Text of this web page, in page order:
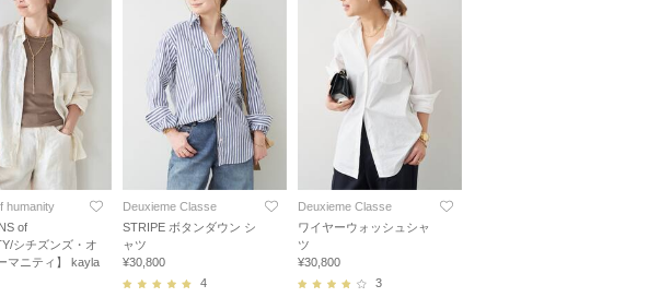
humanity
of
シチズンズ・オ
マニティ】 kayla
Deuxieme Classe
STRIPE ボタンダウン シ
ャツ
¥30,800
4
Deuxieme Classe
ワイヤーウォッシュシャ
ツ
¥30,800
3